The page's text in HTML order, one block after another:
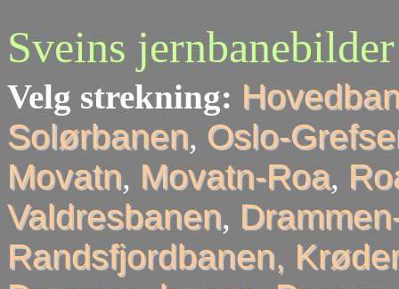
Sveins jernbanebilder
Velg strekning:
Solørbanen, Oslo-
Movatn, Movatn-Roa,
Valdresbanen,
Randsfjordbanen,